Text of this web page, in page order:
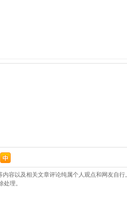
容以及相关文章评论纯属个人观点和网友自
理。